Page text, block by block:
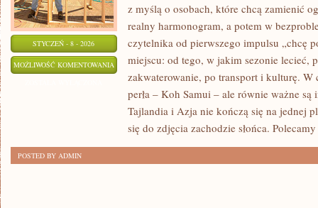
STYCZEŃ - 8 - 2026
MOŻLIWOŚĆ KOMENTOWANIA NEPAL
z myślą o osobach, które chcą zamienić
realny harmonogram, a potem w
czytelnika od pierwszego impulsu „chcę
miejscu: od tego, w jakim sezonie lecieć,
zakwaterowanie, po transport i kulturę.
perła – Koh Samui – ale równie ważne
Tajlandia i Azja nie kończą się na jednej
się do zdjęcia zachodzie słońca. Polecamy
POSTED BY ADMIN